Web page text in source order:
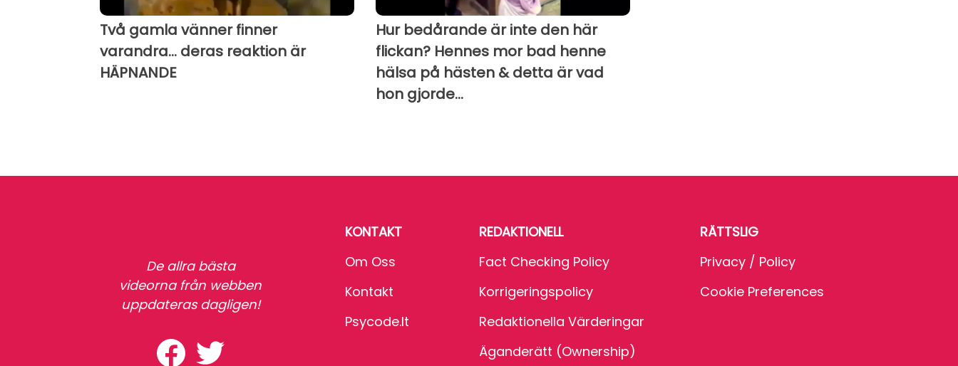
Två gamla vänner finner
varandra... deras reaktion är
HÄPNANDE
Hur bedårande är inte den här
flickan? Hennes mor bad henne
hälsa på hästen & detta är vad
hon gjorde...
De allra bästa
videorna från webben
uppdateras dagligen!
KONTAKT
Om Oss
Kontakt
Psycode.it
REDAKTIONELL
Fact Checking Policy
Korrigeringspolicy
Redaktionella Värderingar
Äganderätt (Ownership)
RÄTTSLIG
Privacy / Policy
Cookie Preferences